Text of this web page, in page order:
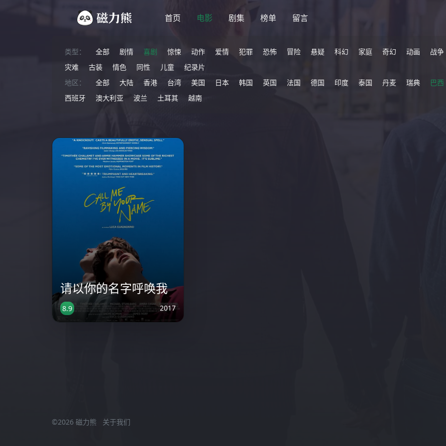
首页 电影 剧集 榜单 留言
类型： 全部 剧情 喜剧 惊悚 动作 爱情 犯罪 恐怖 冒险 悬疑 科幻 家庭 奇幻 动画
战争
灾难
古装 情色 同性 儿童
纪录片
地区：
全部 大陆 香港 台湾 美国 日本 韩国 英国 法国 德国 印度 泰国 丹麦 瑞典
巴西
西班牙
澳大利亚 波兰 土耳其 越南
请以你的名字呼唤我
8.9 2017
©2026 磁力熊 关于我们